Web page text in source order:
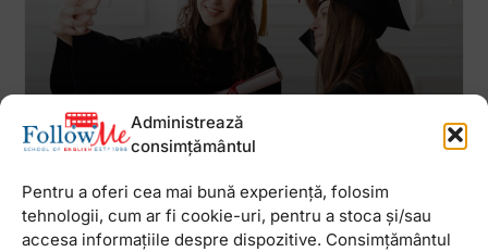
Administrează
consimțământul
Pentru a oferi cea mai bună experiență, folosim
tehnologii, cum ar fi cookie-uri, pentru a stoca și/sau
accesa informațiile despre dispozitive. Consimțământul
la limba engleză. Tot ce trebuie
să știi